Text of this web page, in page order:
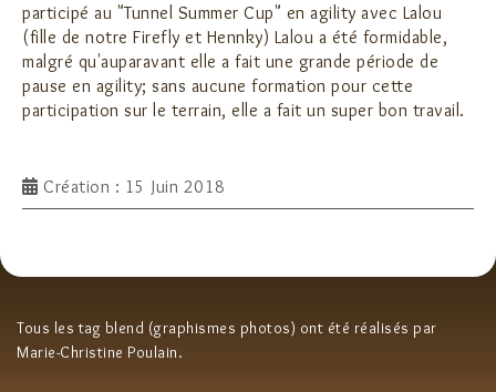
participé au "Tunnel Summer Cup" en agility avec Lalou
(fille de notre Firefly et Hennky) Lalou a été formidable,
malgré qu'auparavant elle a fait une grande période de
pause en agility; sans aucune formation pour cette
participation sur le terrain, elle a fait un super bon travail.
Création : 15 Juin 2018
Tous les tag blend (graphismes photos) ont été réalisés par
Marie-Christine Poulain.